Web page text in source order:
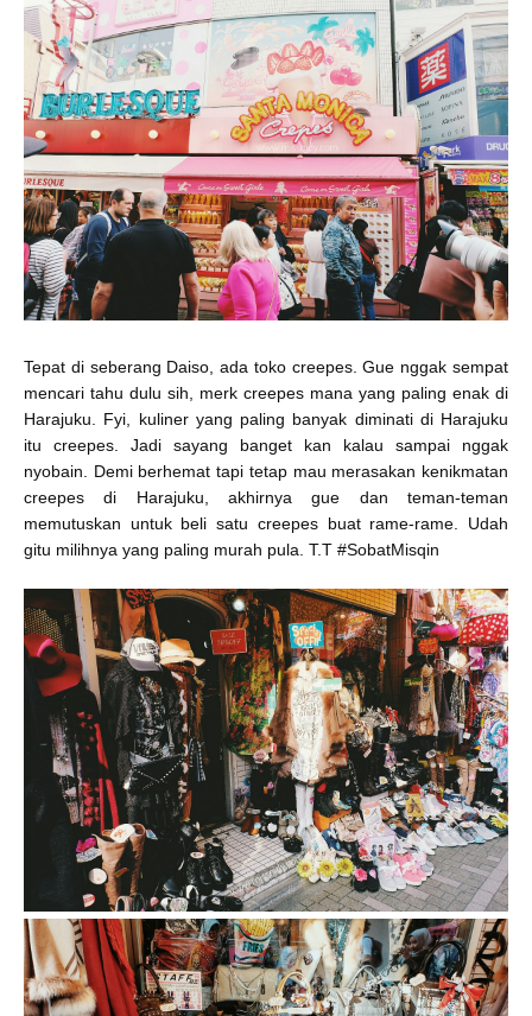
Tepat di seberang Daiso, ada toko creepes. Gue nggak sempat
mencari tahu dulu sih, merk creepes mana yang paling enak di
Harajuku. Fyi, kuliner yang paling banyak diminati di Harajuku
itu creepes. Jadi sayang banget kan kalau sampai nggak
nyobain. Demi berhemat tapi tetap mau merasakan kenikmatan
creepes di Harajuku, akhirnya gue dan teman-teman
memutuskan untuk beli satu creepes buat rame-rame. Udah
gitu milihnya yang paling murah pula. T.T #SobatMisqin